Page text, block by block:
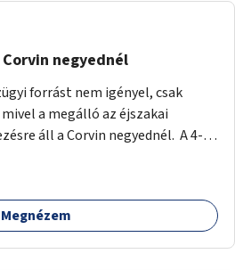
a tömegközlekedés
a Bosnyák téri beruházások
fog az utazási igény.
negyednél
forrást nem igényel, csak
a megálló az éjszakai
áll a Corvin negyednél. A 4-es
Corvin negyed metrómegállónál is
a metró nem jár, és a 200E
Megnézem